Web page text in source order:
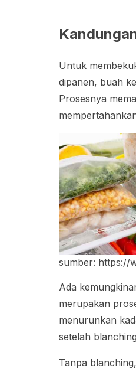
Untuk
dipanen, buah
Prosesnya
sumber: https://
Ada
merupakan
menurunkan
setelah blanching
Tanpa blanching,